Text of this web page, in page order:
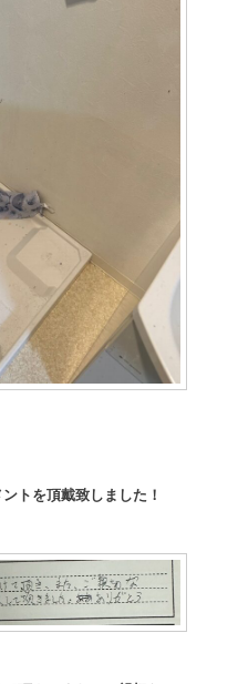
トを頂戴致しました！